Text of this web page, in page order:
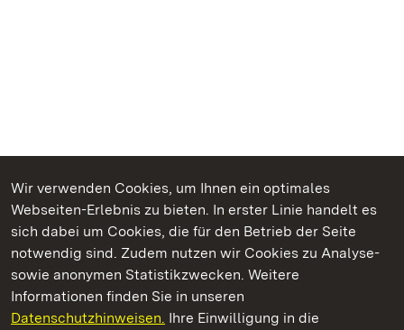
Wir verwenden Cookies, um Ihnen ein optimales
Webseiten-Erlebnis zu bieten. In erster Linie handelt es
sich dabei um Cookies, die für den Betrieb der Seite
notwendig sind. Zudem nutzen wir Cookies zu Analyse-
sowie anonymen Statistikzwecken. Weitere
Informationen finden Sie in unseren
Datenschutzhinweisen. Ihre Einwilligung in die
Kommen. Staunen. Genießen.
Staatliche Schlösser und Gärten Baden‑Württemberg